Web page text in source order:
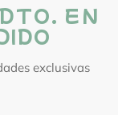
EN
exclusivas